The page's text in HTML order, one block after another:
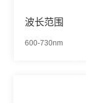
波长范围
600-730nm